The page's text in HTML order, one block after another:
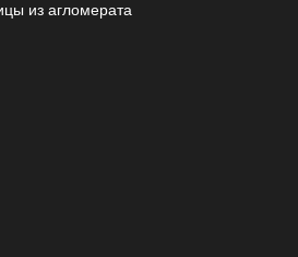
из агломерата